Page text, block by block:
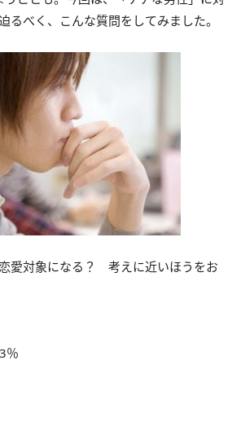
るべく、こんな質問をしてみました。
愛対象になる？ 考えに近いほうをお
％